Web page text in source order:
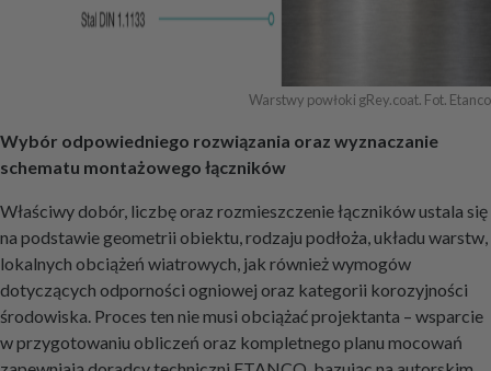
Warstwy powłoki gRey.coat. Fot. Etanco
Wybór odpowiedniego rozwiązania oraz wyznaczanie
schematu montażowego łączników
Właściwy dobór, liczbę oraz rozmieszczenie łączników ustala się
na podstawie geometrii obiektu, rodzaju podłoża, układu warstw,
lokalnych obciążeń wiatrowych, jak również wymogów
dotyczących odporności ogniowej oraz kategorii korozyjności
środowiska. Proces ten nie musi obciążać projektanta – wsparcie
w przygotowaniu obliczeń oraz kompletnego planu mocowań